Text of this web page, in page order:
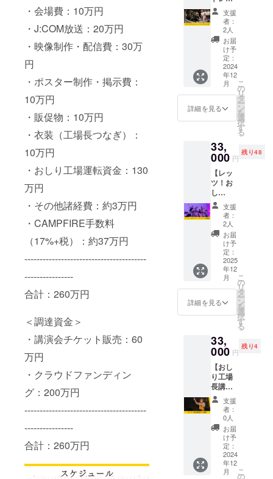
・会場費：10万円
・J:COM放送：20万円
・映像制作・配信費：30万
円
・ポスター制作・掲示費：
10万円
・販促物：10万円
・衣装（工場長つなぎ）：
10万円
・おしり工場運転資金：130
万円
・その他諸経費：約3万円
・CAMPFIRE手数料
（17%+税）：約37万円
----------------------------------------
----------------
合計：260万円
＜調達資金＞
・講演会チケット販売：60
万円
・クラウドファンディン
グ：200万円
----------------------------------------
----------------
合計：260万円
メッ
セージ
機能か
らお送
りしま
す。
【お知
らせ】
・上乗
せ支援
が可能
お願い
たしま
す。
レッス
ン受け
放題 ・
有効期
限は受
取り
後〜
2024年
12月末
日まで
・店舗
）で使
用でき
規定の
レッス
ンスケ
ジュー
ルの中
でご予
約いた
だき、
レッス
ンが受
けられ
ます。
【注意
事項】
の方が
お申し
込みさ
れる場
合、無
効とな
ります
のでご
注意く
ださ
い。 ・
システ
ム利用
料金と
ニング
お試し
1ヶ月参
加権】
・パー
ソナル
トレー
ニング
を週1
回、1ヶ
月間(合
計4回)
利です
・有効
期限は
受取り
後〜
2024年
12月末
日まで
・通常
より
8000円
お得な
特別価
格で
す。 ・
何口で
もご支
ご利用
は1ヶ月
4回)の
みで
す。 ・
店舗
（OSHI
Factory
）で使
用でき
ます
【注意
支援
者：
2人
お届
け予
定：
2024
年12
月
詳細を見る
こ
の
リ
タ
ー
ン
を
選
択
す
る
33,
000 円
残り48
【レッ
ツ！お
し
り！！
出張開
催権】
・グ
ループ
レッス
「レッ
ツ！お
し
り！！
」を出
・参加
者に
よって
レッス
ン内容
（負荷
強度）
はカス
タマイ
ズ可能
です ・
子供か
らお年
寄りま
で対応
支援
者：
2人
お届
け予
定：
2025
年12
月
詳細を見る
こ
の
リ
タ
ー
ン
を
選
択
す
る
33,
000 円
残り4
【おし
り工場
長講演
会主催
権】 ・
おしり
工場長
が出張
で講演
会を行
います
・参加
支援
者：
0人
お届
け予
定：
2024
年12
月
こ
の